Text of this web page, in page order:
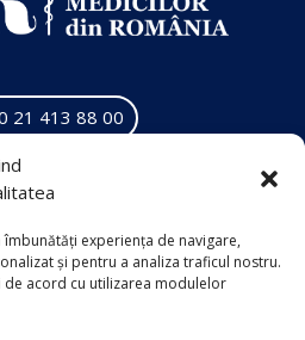
experiența de navigare,
și pentru a analiza traficul nostru.
acord cu utilizarea modulelor
21 413 88 00
SITE